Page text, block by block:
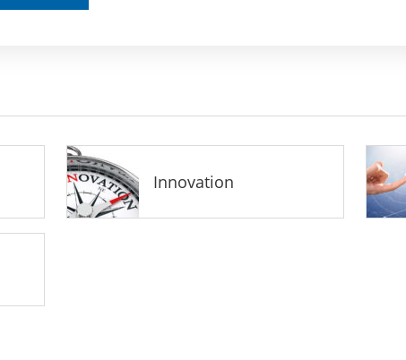
Innovation